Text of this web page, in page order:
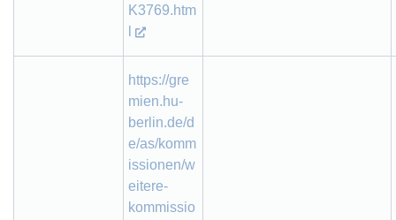
K3769.htm
https://gre
mien.hu-
berlin.de/d
e/as/komm
issionen/w
eitere-
kommissio